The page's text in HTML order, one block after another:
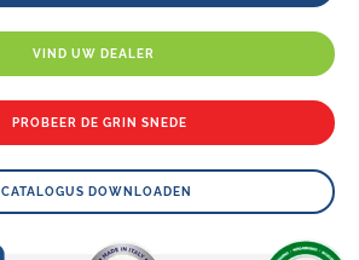
VIND UW DEALER
PROBEER DE GRIN SNEDE
CATALOGUS DOWNLOADEN